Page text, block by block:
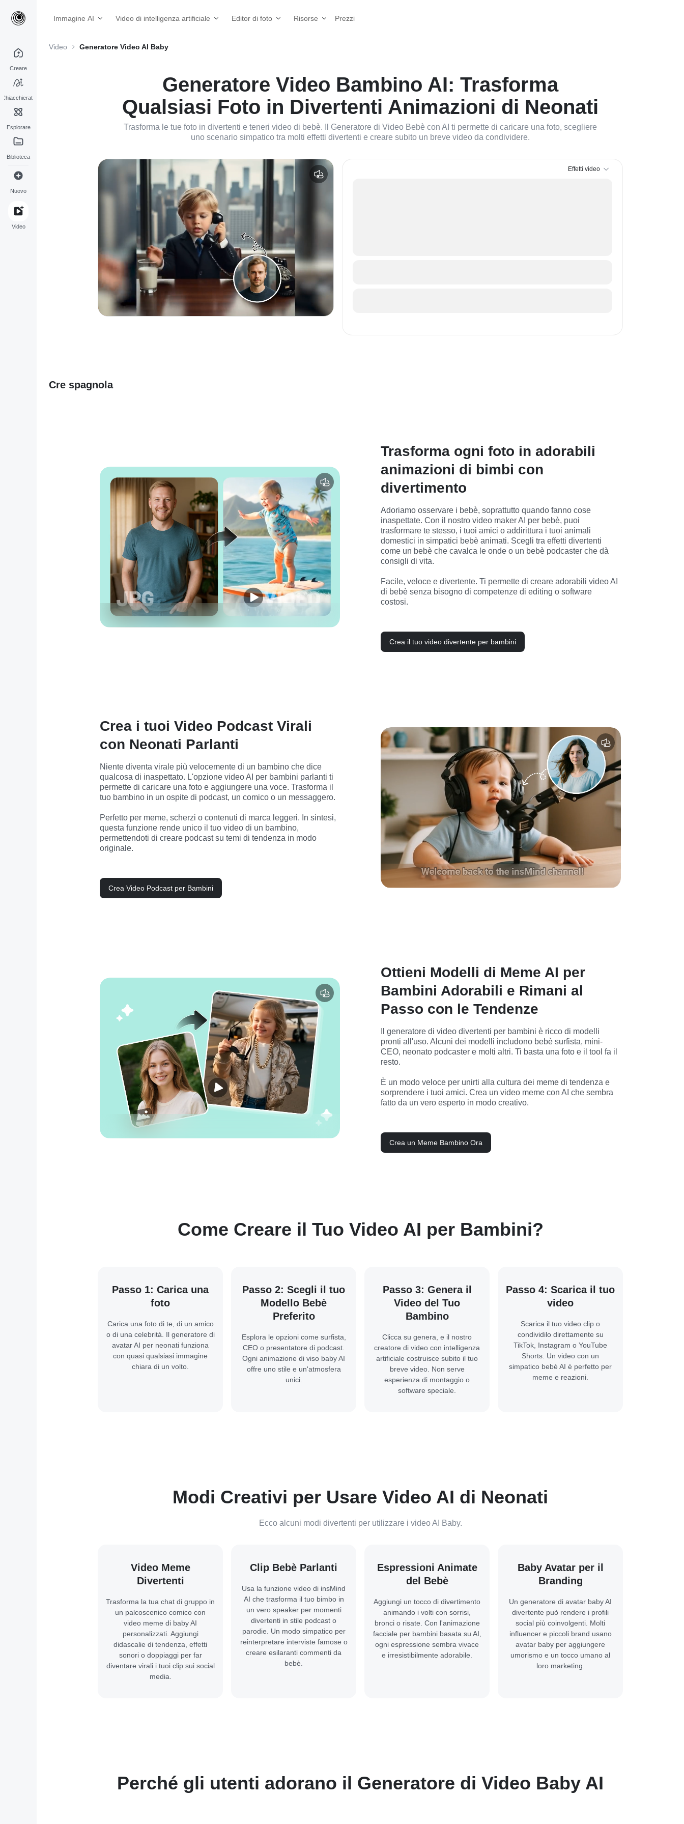
Immagine AI Video di intelligenza artificiale Editor di foto Risorse Prezzi
Creare
Chiacchierata
Esplorare
Biblioteca
Nuovo
Video
Video Generatore Video AI Baby
Generatore Video Bambino AI: Trasforma
Qualsiasi Foto in Divertenti Animazioni di Neonati
Trasforma le tue foto in divertenti e teneri video di bebè. Il Generatore di Video Bebè con AI ti permette di caricare una foto, scegliere
uno scenario simpatico tra molti effetti divertenti e creare subito un breve video da condividere.
Effetti video
Cre spagnola
Trasforma ogni foto in adorabili
animazioni di bimbi con
divertimento
Adoriamo osservare i bebè, soprattutto quando fanno cose
inaspettate. Con il nostro video maker AI per bebè, puoi
trasformare te stesso, i tuoi amici o addirittura i tuoi animali
domestici in simpatici bebè animati. Scegli tra effetti divertenti
come un bebè che cavalca le onde o un bebè podcaster che dà
consigli di vita.
Facile, veloce e divertente. Ti permette di creare adorabili video AI
di bebè senza bisogno di competenze di editing o software
costosi.
Crea il tuo video divertente per bambini
Crea i tuoi Video Podcast Virali
con Neonati Parlanti
Niente diventa virale più velocemente di un bambino che dice
qualcosa di inaspettato. L'opzione video AI per bambini parlanti ti
permette di caricare una foto e aggiungere una voce. Trasforma il
tuo bambino in un ospite di podcast, un comico o un messaggero.
Perfetto per meme, scherzi o contenuti di marca leggeri. In sintesi,
questa funzione rende unico il tuo video di un bambino,
permettendoti di creare podcast su temi di tendenza in modo
originale.
Crea Video Podcast per Bambini
Ottieni Modelli di Meme AI per
Bambini Adorabili e Rimani al
Passo con le Tendenze
Il generatore di video divertenti per bambini è ricco di modelli
pronti all'uso. Alcuni dei modelli includono bebè surfista, mini-
CEO, neonato podcaster e molti altri. Ti basta una foto e il tool fa il
resto.
È un modo veloce per unirti alla cultura dei meme di tendenza e
sorprendere i tuoi amici. Crea un video meme con AI che sembra
fatto da un vero esperto in modo creativo.
Crea un Meme Bambino Ora
Come Creare il Tuo Video AI per Bambini?
Passo 1: Carica una
foto
Carica una foto di te, di un amico
o di una celebrità. Il generatore di
avatar AI per neonati funziona
con quasi qualsiasi immagine
chiara di un volto.
Passo 2: Scegli il tuo
Modello Bebè
Preferito
Esplora le opzioni come surfista,
CEO o presentatore di podcast.
Ogni animazione di viso baby AI
offre uno stile e un'atmosfera
unici.
Passo 3: Genera il
Video del Tuo
Bambino
Clicca su genera, e il nostro
creatore di video con intelligenza
artificiale costruisce subito il tuo
breve video. Non serve
esperienza di montaggio o
software speciale.
Passo 4: Scarica il tuo
video
Scarica il tuo video clip o
condividilo direttamente su
TikTok, Instagram o YouTube
Shorts. Un video con un
simpatico bebè AI è perfetto per
meme e reazioni.
Modi Creativi per Usare Video AI di Neonati
Ecco alcuni modi divertenti per utilizzare i video AI Baby.
Video Meme
Divertenti
Trasforma la tua chat di gruppo in
un palcoscenico comico con
video meme di baby AI
personalizzati. Aggiungi
didascalie di tendenza, effetti
sonori o doppiaggi per far
diventare virali i tuoi clip sui social
media.
Clip Bebè Parlanti
Usa la funzione video di insMind
AI che trasforma il tuo bimbo in
un vero speaker per momenti
divertenti in stile podcast o
parodie. Un modo simpatico per
reinterpretare interviste famose o
creare esilaranti commenti da
bebè.
Espressioni Animate
del Bebè
Aggiungi un tocco di divertimento
animando i volti con sorrisi,
bronci o risate. Con l'animazione
facciale per bambini basata su AI,
ogni espressione sembra vivace
e irresistibilmente adorabile.
Baby Avatar per il
Branding
Un generatore di avatar baby AI
divertente può rendere i profili
social più coinvolgenti. Molti
influencer e piccoli brand usano
avatar baby per aggiungere
umorismo e un tocco umano al
loro marketing.
Perché gli utenti adorano il Generatore di Video Baby AI